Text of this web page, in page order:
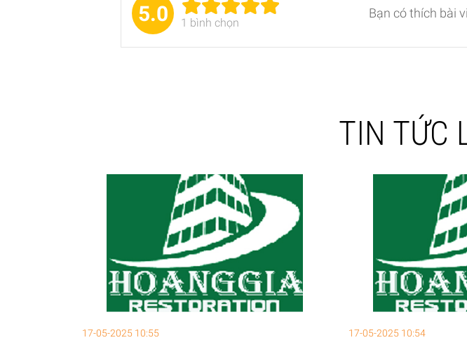
5.0 1 bình chọn
Bạn có thích bài
TIN TỨC
17-05-2025 10:55 17-05-2025 10:54